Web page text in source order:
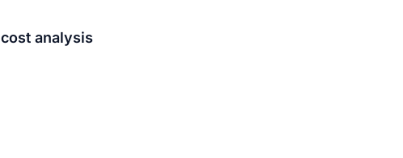
cost analysis